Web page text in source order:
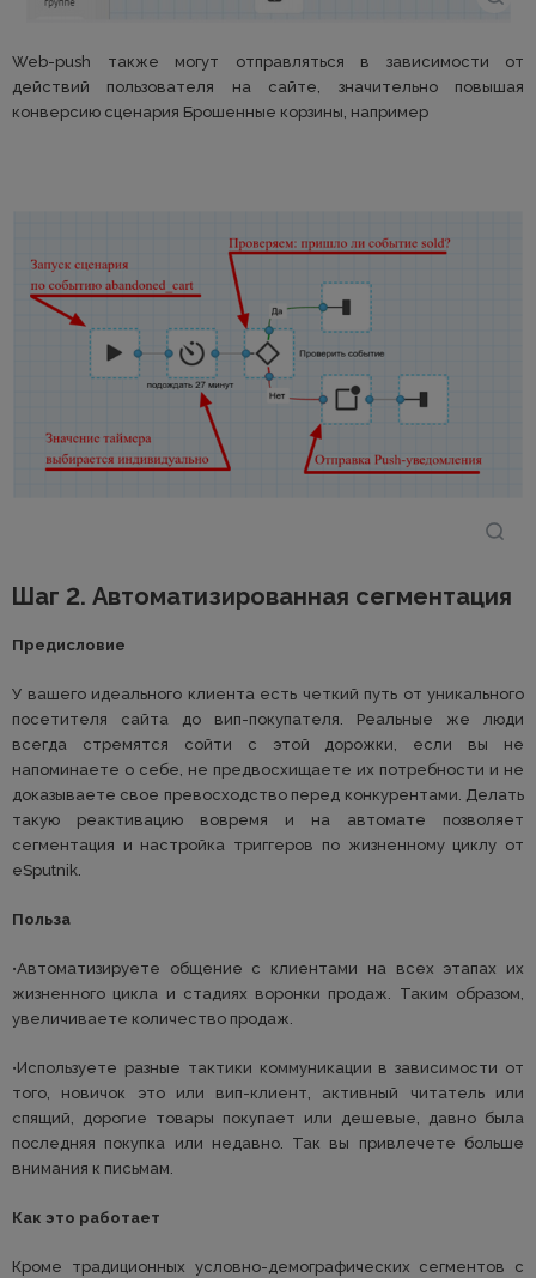
Web-push также могут отправляться в зависимости от
действий пользователя на сайте, значительно повышая
конверсию сценария Брошенные корзины, например
Шаг 2. Автоматизированная сегментация
Предисловие
У вашего идеального клиента есть четкий путь от уникального
посетителя сайта до вип-покупателя. Реальные же люди
всегда стремятся сойти с этой дорожки, если вы не
напоминаете о себе, не предвосхищаете их потребности и не
доказываете свое превосходство перед конкурентами. Делать
такую реактивацию вовремя и на автомате позволяет
сегментация и настройка триггеров по жизненному циклу от
eSputnik.
Польза
•Автоматизируете общение с клиентами на всех этапах их
жизненного цикла и стадиях воронки продаж. Таким образом,
увеличиваете количество продаж.
•Используете разные тактики коммуникации в зависимости от
того, новичок это или вип-клиент, активный читатель или
спящий, дорогие товары покупает или дешевые, давно была
последняя покупка или недавно. Так вы привлечете больше
внимания к письмам.
Как это работает
Кроме традиционных условно-демографических сегментов с